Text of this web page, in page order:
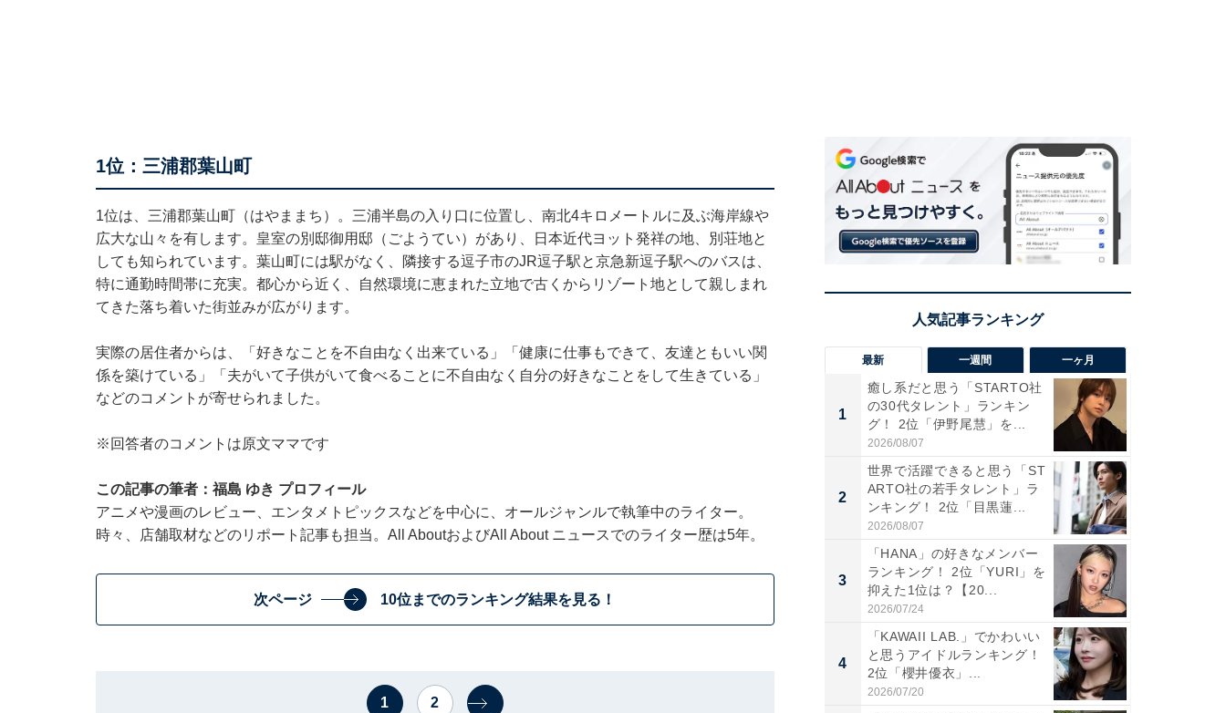
1位：三浦郡葉山町
1位は、三浦郡葉山町（はやままち）。三浦半島の入り口に位置し、南北4キロメートルに及ぶ海岸線や
広大な山々を有します。皇室の別邸御用邸（ごようてい）があり、日本近代ヨット発祥の地、別荘地と
しても知られています。葉山町には駅がなく、隣接する逗子市のJR逗子駅と京急新逗子駅へのバスは、
特に通勤時間帯に充実。都心から近く、自然環境に恵まれた立地で古くからリゾート地として親しまれ
てきた落ち着いた街並みが広がります。
実際の居住者からは、「好きなことを不自由なく出来ている」「健康に仕事もできて、友達ともいい関
係を築けている」「夫がいて子供がいて食べることに不自由なく自分の好きなことをして生きている」
などのコメントが寄せられました。
※回答者のコメントは原文ママです
この記事の筆者：福島 ゆき プロフィール
アニメや漫画のレビュー、エンタメトピックスなどを中心に、オールジャンルで執筆中のライター。
時々、店舗取材などのリポート記事も担当。All AboutおよびAll About ニュースでのライター歴は5年。
次ページ 10位までのランキング結果を見る！
1 2
最新 一週間 一ヶ月
1
癒し系だと思う「STARTO社
の30代タレント」ランキン
グ！ 2位「伊野尾慧」を...
2026/08/07
2
世界で活躍できると思う「ST
ARTO社の若手タレント」ラ
ンキング！ 2位「目黒蓮...
2026/08/07
3
「HANA」の好きなメンバー
ランキング！ 2位「YURI」を
抑えた1位は？【20...
2026/07/24
4
「KAWAII LAB.」でかわいい
と思うアイドルランキング！
2位「櫻井優衣」...
2026/07/20